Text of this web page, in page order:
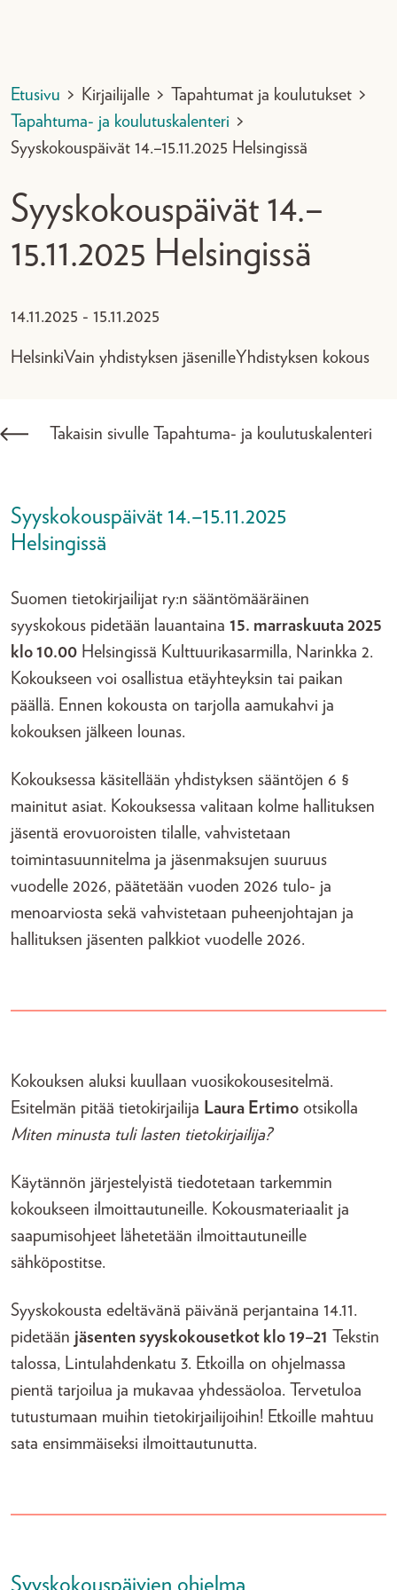
Etusivu > Kirjailijalle > Tapahtumat ja koulutukset >
Tapahtuma- ja koulutuskalenteri >
Syyskokouspäivät 14.–15.11.2025 Helsingissä
Syyskokouspäivät 14.–
15.11.2025 Helsingissä
14.11.2025 - 15.11.2025
HelsinkiVain yhdistyksen jäsenilleYhdistyksen kokous
Takaisin sivulle Tapahtuma- ja koulutuskalenteri
Syyskokouspäivät 14.–15.11.2025
Helsingissä
Suomen tietokirjailijat ry:n sääntömääräinen
syyskokous pidetään lauantaina 15. marraskuuta 2025
klo 10.00 Helsingissä Kulttuurikasarmilla, Narinkka 2.
Kokoukseen voi osallistua etäyhteyksin tai paikan
päällä. Ennen kokousta on tarjolla aamukahvi ja
kokouksen jälkeen lounas.
Kokouksessa käsitellään yhdistyksen sääntöjen 6 §
mainitut asiat. Kokouksessa valitaan kolme hallituksen
jäsentä erovuoroisten tilalle, vahvistetaan
toimintasuunnitelma ja jäsenmaksujen suuruus
vuodelle 2026, päätetään vuoden 2026 tulo- ja
menoarviosta sekä vahvistetaan puheenjohtajan ja
hallituksen jäsenten palkkiot vuodelle 2026.
Kokouksen aluksi kuullaan vuosikokousesitelmä.
Esitelmän pitää tietokirjailija Laura Ertimo otsikolla
Miten minusta tuli lasten tietokirjailija?
Käytännön järjestelyistä tiedotetaan tarkemmin
kokoukseen ilmoittautuneille. Kokousmateriaalit ja
saapumisohjeet lähetetään ilmoittautuneille
sähköpostitse.
Syyskokousta edeltävänä päivänä perjantaina 14.11.
pidetään jäsenten syyskokousetkot klo 19–21 Tekstin
talossa, Lintulahdenkatu 3. Etkoilla on ohjelmassa
pientä tarjoilua ja mukavaa yhdessäoloa. Tervetuloa
tutustumaan muihin tietokirjailijoihin! Etkoille mahtuu
sata ensimmäiseksi ilmoittautunutta.
Syyskokouspäivien ohjelma